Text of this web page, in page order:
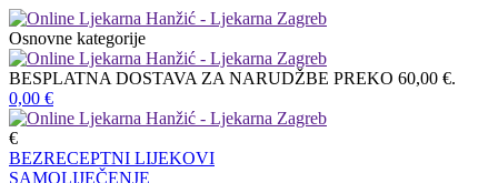
Osnovne kategorije
BESPLATNA DOSTAVA ZA NARUDŽBE PREKO 60,00 €.
0,00 €
€
BEZRECEPTNI LIJEKOVI
SAMOLIJEČENJE